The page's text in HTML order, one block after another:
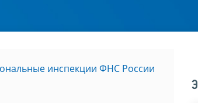
инспекции ФНС России